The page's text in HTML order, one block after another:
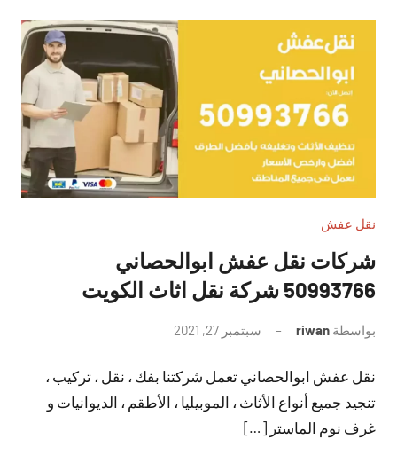
نقل عفش
شركات نقل عفش ابوالحصاني
50993766 شركة نقل اثاث الكويت
بواسطة riwan سبتمبر 27, 2021
تعليقات
نقل عفش ابوالحصاني تعمل شركتنا بفك ، نقل ، تركيب ،
تنجيد جميع أنواع الأثاث ، الموبيليا ، الأطقم ، الديوانيات و
غرف نوم الماستر […]